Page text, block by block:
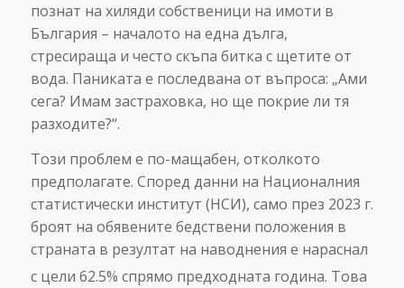
познат на хиляди собственици на имоти в
България – началото на една дълга,
стресираща и често скъпа битка с щетите от
вода. Паниката е последвана от въпроса: „Ами
сега? Имам застраховка, но ще покрие ли тя
разходите?“.
Този проблем е по-мащабен, отколкото
предполагате. Според данни на Националния
статистически институт (НСИ), само през 2023 г.
броят на обявените бедствени положения в
страната в резултат на наводнения е нараснал
с цели 62.5% спрямо предходната година. Това